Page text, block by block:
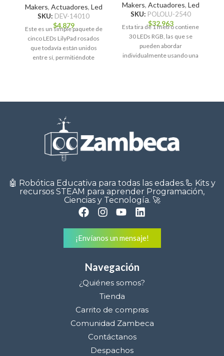
Makers, Actuadores, Led
SKU: DEV-14010
$4.879
Este es un simple paquete de
cinco LEDs LilyPad rosados
que todavía están unidos
entre sí, permitiéndote
Makers, Actuadores, Led
SKU: POLOLU-2540
$32.963
Esta tira de 1 metro contiene
30 LEDs RGB, las que se
pueden abordar
individualmente usando una
🤖 Robótica Educativa para todas las edades.🦾 Kits y
recursos STEAM para aprender Programación,
Ciencias y Tecnología. 🚀
¡Envíanos un mensaje!
Navegación
¿Quiénes somos?
Tienda
Carrito de compras
Comunidad Zambeca
Contáctanos
Despachos